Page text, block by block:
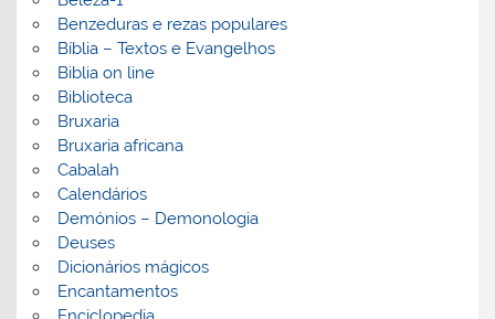
Benzeduras e rezas populares
Bíblia – Textos e Evangelhos
Biblia on line
Biblioteca
Bruxaria
Bruxaria africana
Cabalah
Calendários
Demónios – Demonologia
Deuses
Dicionários mágicos
Encantamentos